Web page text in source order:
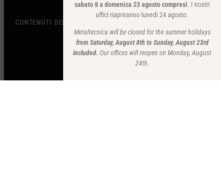
CONTENUTI DEL SITO
sabato 8 a domenica 23 agosto compresi. I nostri
uffici riapriranno lunedì 24 agosto.
Metaltecnica will be closed for the summer holidays
from Saturday, August 8th to Sunday, August 23rd
included. Our offices will reopen on Monday, August
24th.